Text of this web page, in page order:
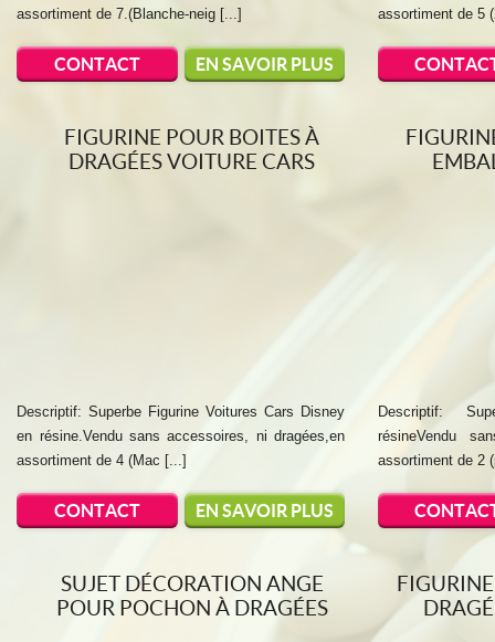
assortiment de 7.(Blanche-neig [...]
CONTACT EN SAVOIR PLUS
assortiment de 5
FIGURINE POUR BOITES À
DRAGÉES VOITURE CARS
Descriptif: Superbe Figurine Voitures Cars Disney
en résine.Vendu sans accessoires, ni dragées,en
assortiment de 4 (Mac [...]
CONTACT EN SAVOIR PLUS
Descriptif:
résineVendu
assortiment de 2
SUJET DÉCORATION ANGE
POUR POCHON À DRAGÉES